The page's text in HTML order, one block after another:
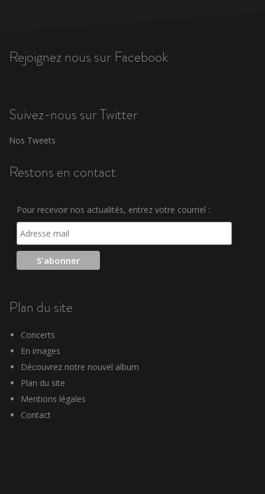
Rejoignez nous sur Facebook
Suivez-nous sur Twitter
Nos Tweets
Restons en contact
Pour recevoir nos actualités, entrez votre courriel :
Plan du site
Concerts
En images
Découvrez notre nouvel album
Plan du site
Mentions légales
Contact